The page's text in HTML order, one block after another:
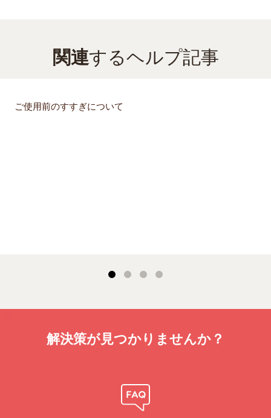
関連するヘルプ記事
ご使用前のすすぎについて
解決策が見つかりませんか？